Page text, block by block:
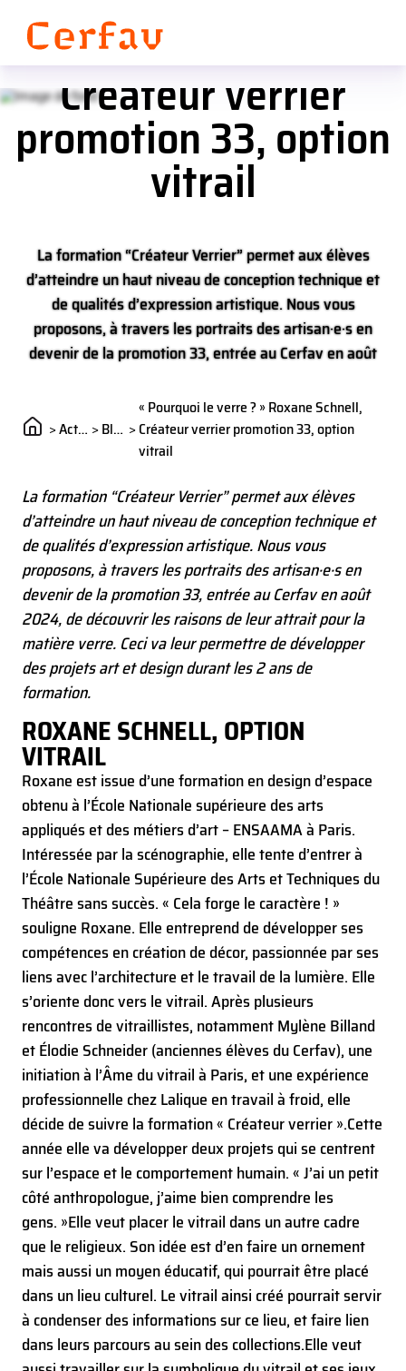
Roxane Schnell,
Créateur verrier
promotion 33, option
vitrail
La formation “Créateur Verrier” permet aux élèves
d’atteindre un haut niveau de conception technique et
de qualités d’expression artistique. Nous vous
proposons, à travers les portraits des artisan·e·s en
devenir de la promotion 33, entrée au Cerfav en août
matière verre. Ceci va leur permettre de développer des
projets art et design durant les 2 ans de formation.
> Actualités > Blog >
« Pourquoi le verre ? » Roxane Schnell,
Créateur verrier promotion 33, option
vitrail
La formation “Créateur Verrier” permet aux élèves
d’atteindre un haut niveau de conception technique et
de qualités d’expression artistique. Nous vous
proposons, à travers les portraits des artisan·e·s en
devenir de la promotion 33, entrée au Cerfav en août
2024, de découvrir les raisons de leur attrait pour la
matière verre. Ceci va leur permettre de développer
des projets art et design durant les 2 ans de
formation.
ROXANE SCHNELL, OPTION
VITRAIL
Roxane est issue d’une formation en design d’espace
obtenu à l’École Nationale supérieure des arts
appliqués et des métiers d’art – ENSAAMA à Paris.
Intéressée par la scénographie, elle tente d’entrer à
l’École Nationale Supérieure des Arts et Techniques du
Théâtre sans succès. « Cela forge le caractère ! »
souligne Roxane. Elle entreprend de développer ses
compétences en création de décor, passionnée par ses
liens avec l’architecture et le travail de la lumière. Elle
s’oriente donc vers le vitrail. Après plusieurs
rencontres de vitraillistes, notamment Mylène Billand
et Élodie Schneider (anciennes élèves du Cerfav), une
initiation à l’Âme du vitrail à Paris, et une expérience
professionnelle chez Lalique en travail à froid, elle
décide de suivre la formation « Créateur verrier ».Cette
année elle va développer deux projets qui se centrent
sur l’espace et le comportement humain. « J’ai un petit
côté anthropologue, j’aime bien comprendre les
gens. »Elle veut placer le vitrail dans un autre cadre
que le religieux. Son idée est d’en faire un ornement
mais aussi un moyen éducatif, qui pourrait être placé
dans un lieu culturel. Le vitrail ainsi créé pourrait servir
à condenser des informations sur ce lieu, et faire lien
dans leurs parcours au sein des collections.Elle veut